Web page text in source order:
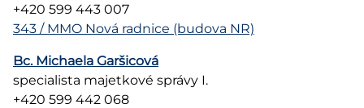
+420 599 443 007
343 / MMO Nová radnice (budova NR)
Bc. Michaela Garšicová
specialista majetkové správy I.
+420 599 442 068